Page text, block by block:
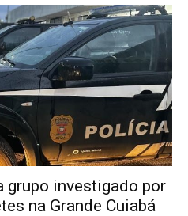
grupo investigado por
na Grande Cuiabá